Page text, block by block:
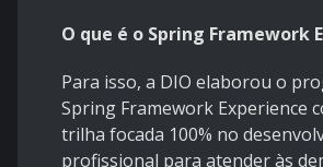
O que é o Spring Framework
Para isso, a DIO elaborou o
Spring Framework Experience
trilha focada 100% no
profissional para atender às